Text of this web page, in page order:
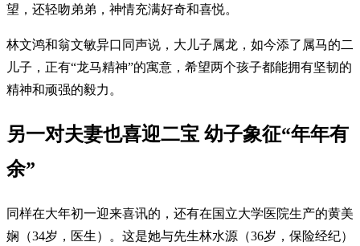
望，还轻吻弟弟，神情充满好奇和喜悦。
林文鸿和翁文敏异口同声说，大儿子属龙，如今添了属马的二
儿子，正有“龙马精神”的寓意，希望两个孩子都能拥有坚韧的
精神和顽强的毅力。
另一对夫妻也喜迎二宝 幼子象征“年年有
余”
同样在大年初一迎来喜讯的，还有在国立大学医院生产的黄美
娴（34岁，医生）。这是她与先生林水源（36岁，保险经纪）